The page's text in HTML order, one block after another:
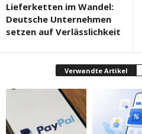
Lieferketten im Wandel:
Deutsche Unternehmen
setzen auf Verlässlichkeit
Verwandte Artikel